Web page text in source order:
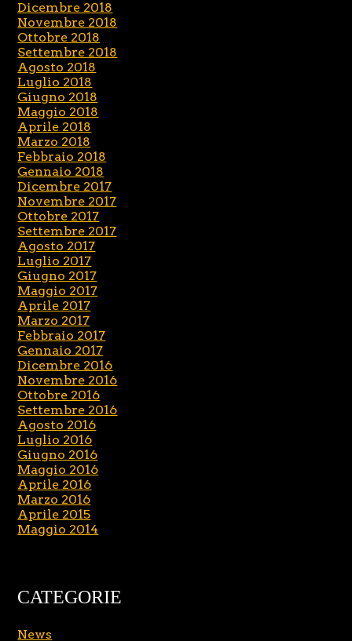
Dicembre 2018
Novembre 2018
Ottobre 2018
Settembre 2018
Agosto 2018
Luglio 2018
Giugno 2018
Maggio 2018
Aprile 2018
Marzo 2018
Febbraio 2018
Gennaio 2018
Dicembre 2017
Novembre 2017
Ottobre 2017
Settembre 2017
Agosto 2017
Luglio 2017
Giugno 2017
Maggio 2017
Aprile 2017
Marzo 2017
Febbraio 2017
Gennaio 2017
Dicembre 2016
Novembre 2016
Ottobre 2016
Settembre 2016
Agosto 2016
Luglio 2016
Giugno 2016
Maggio 2016
Aprile 2016
Marzo 2016
Aprile 2015
Maggio 2014
CATEGORIE
News